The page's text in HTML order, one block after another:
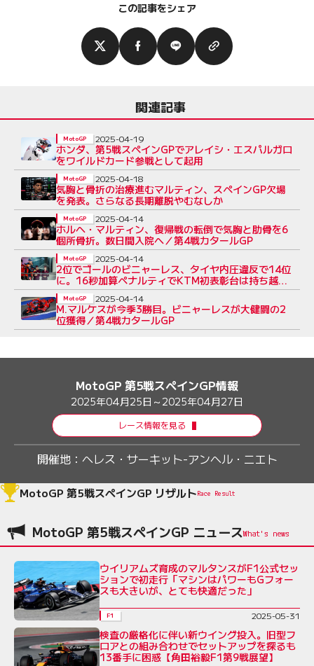
この記事をシェア
関連記事
ホンダ、第5戦スペインGPでアレイシ・エスパルガロ
をワイルドカード参戦として起用
MotoGP 2025-04-19
気胸と骨折の治療進むマルティン、スペインGP欠場
を発表。さらなる長期離脱やむなしか
MotoGP 2025-04-18
ホルヘ・マルティン、復帰戦の転倒で気胸と肋骨を6
個所骨折。数日間入院へ／第4戦カタールGP
MotoGP 2025-04-14
2位でゴールのビニャーレス、タイヤ内圧違反で14位
に。16秒加算ペナルティでKTM初表彰台は持ち越し
／第4戦カタールGP
MotoGP 2025-04-14
M.マルケスが今季3勝目。ビニャーレスが大健闘の2
位獲得／第4戦カタールGP
MotoGP 2025-04-14
MotoGP 第5戦スペインGP情報
2025年04月25日～2025年04月27日
レース情報を見る
開催地： ヘレス・サーキット-アンヘル・ニエト
MotoGP 第5戦スペインGP リザルトRace Result
MotoGP 第5戦スペインGP ニュース
ウイリアムズ育成のマルタンスがF1公式セッ
ションで初走行「マシンはパワーもGフォー
スも大きいが、とても快適だった」
F1 2025-05-31
検査の厳格化に伴い新ウイング投入。旧型フ
ロアとの組み合わせでセットアップを探るも
13番手に困惑【角田裕毅F1第9戦展望】